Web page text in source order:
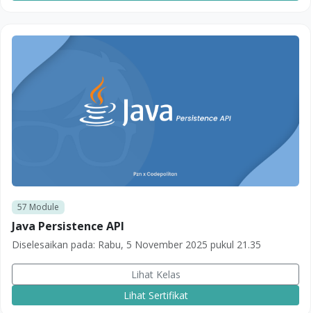
57 Module
Java Persistence API
Diselesaikan pada: Rabu, 5 November 2025 pukul 21.35
Lihat Kelas
Lihat Sertifikat